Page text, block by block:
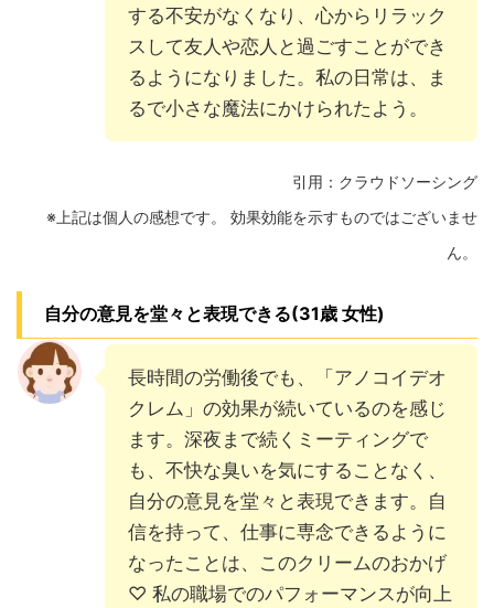
する不安がなくなり、心からリラック
スして友人や恋人と過ごすことができ
るようになりました。私の日常は、ま
るで小さな魔法にかけられたよう。
引用：クラウドソーシング
※上記は個人の感想です。 効果効能を示すものではございませ
ん。
自分の意見を堂々と表現できる(31歳 女性)
長時間の労働後でも、「アノコイデオ
クレム」の効果が続いているのを感じ
ます。深夜まで続くミーティングで
も、不快な臭いを気にすることなく、
自分の意見を堂々と表現できます。自
信を持って、仕事に専念できるように
なったことは、このクリームのおかげ
♡ 私の職場でのパフォーマンスが向上